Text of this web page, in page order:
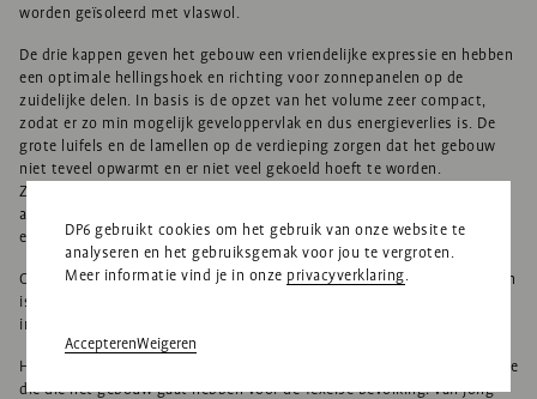
worden geïsoleerd met vlaswol.
De drie kappen geven het gebouw een vriendelijke expressie en hebben
een optimale hellingshoek en richting voor zonnepanelen op de
zuidelijke delen. In basis is de opzet van het volume zeer compact,
zodat er zo min mogelijk geveloppervlak en dus energieverlies is. De
grote luifels en de lamellen op de verdieping zorgen dat het gebouw
niet teveel opwarmt en er niet veel gekoeld hoeft te worden.
Zonnepanelen, warmte-koude opslag in de bodem en energiezuinige
adaptieve installaties zorgen er verder voor dat het gebouw
energieneutraal zal zijn.
Om de duurzaamheid van het gebouw op de lange termijn te vergroten
is het gebouw door de grote overspanning van de constructie vrij-
indeelbaar. Daarnaast zal het grotendeels demontabel zijn.
Het belangrijkste duurzame aspect van het gebouw is echter de waarde
die die het gebouw gaat hebben voor de Texelse bevolking: van jong
DP6 gebruikt cookies om het gebruik van onze website te
analyseren en het gebruiksgemak voor jou te vergroten.
Meer informatie vind je in onze privacyverklaring.
AccepterenWeigeren